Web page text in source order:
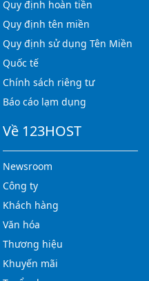
Quy định hoàn tiền
Quy định tên miền
Quy định sử dụng Tên Miền
Quốc tế
Chính sách riêng tư
Báo cáo lạm dụng
Về 123HOST
Newsroom
Công ty
Khách hàng
Văn hóa
Thương hiệu
Khuyến mãi